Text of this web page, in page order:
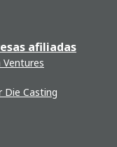
afiliadas
Ventures
Die Casting